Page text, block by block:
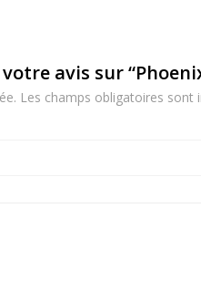
avis sur
Les champs obligatoires sont